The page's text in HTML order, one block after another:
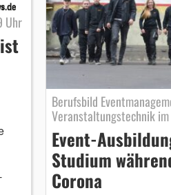
Uhr
Berufsbild
Veranstaltungstechnik im
Event-
Studium
Corona